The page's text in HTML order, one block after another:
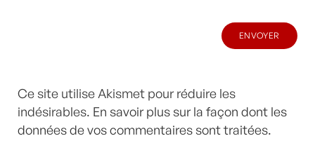
Ce site utilise Akismet pour réduire les
indésirables. En savoir plus sur la façon dont les
données de vos commentaires sont traitées.